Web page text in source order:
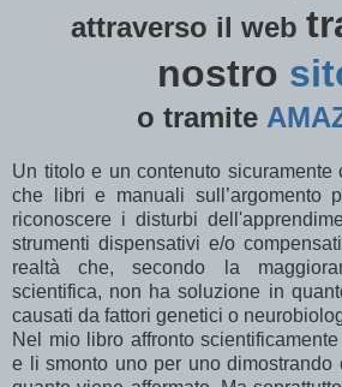
attraverso il web
nostro
o tramite
Un titolo e un contenuto sicuramente
che libri e manuali sull’argomento
riconoscere i disturbi
strumenti dispensativi e/o
realtà che, secondo la
scientifica, non ha soluzione in
causati da fattori genetici o
Nel mio libro affronto
e li smonto uno per uno dimostrando